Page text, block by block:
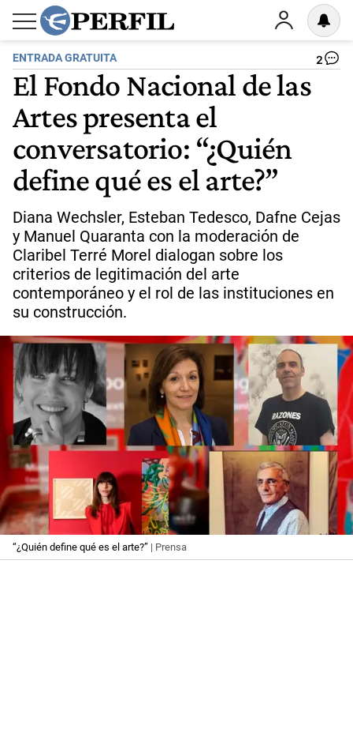
ENTRADA GRATUITA 2
El Fondo Nacional de las
Artes presenta el
conversatorio: “¿Quién
define qué es el arte?”
Diana Wechsler, Esteban Tedesco, Dafne Cejas
y Manuel Quaranta con la moderación de
Claribel Terré Morel dialogan sobre los
criterios de legitimación del arte
contemporáneo y el rol de las instituciones en
su construcción.
“¿Quién define qué es el arte?” | Prensa